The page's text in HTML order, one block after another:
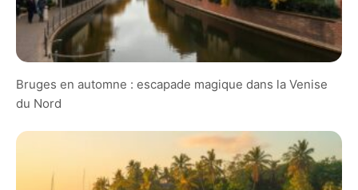
Bruges en automne : escapade magique dans la Venise
du Nord